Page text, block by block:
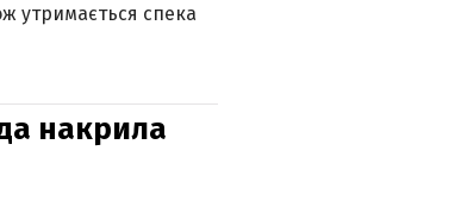
утримається спека
накрила